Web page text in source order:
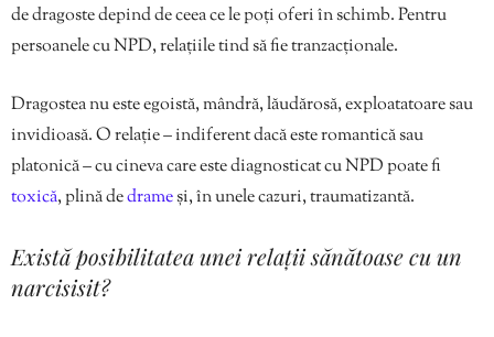
de dragoste depind de ceea ce le poți oferi în schimb. Pentru
persoanele cu NPD, relațiile tind să fie tranzacționale.
Dragostea nu este egoistă, mândră, lăudărosă, exploatatoare sau
invidioasă. O relație – indiferent dacă este romantică sau
platonică – cu cineva care este diagnosticat cu NPD poate fi
toxică, plină dedrameși, în unele cazuri, traumatizantă.
Există posibilitatea unei relații sănătoase cu un
narcisisit?